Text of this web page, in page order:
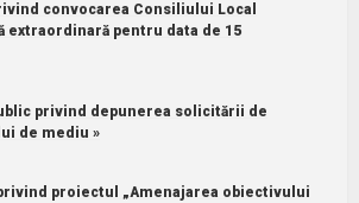
convocarea Consiliului Local
extraordinară pentru data de 15
privind depunerea solicitării de
de mediu »
privind proiectul „Amenajarea obiectivului